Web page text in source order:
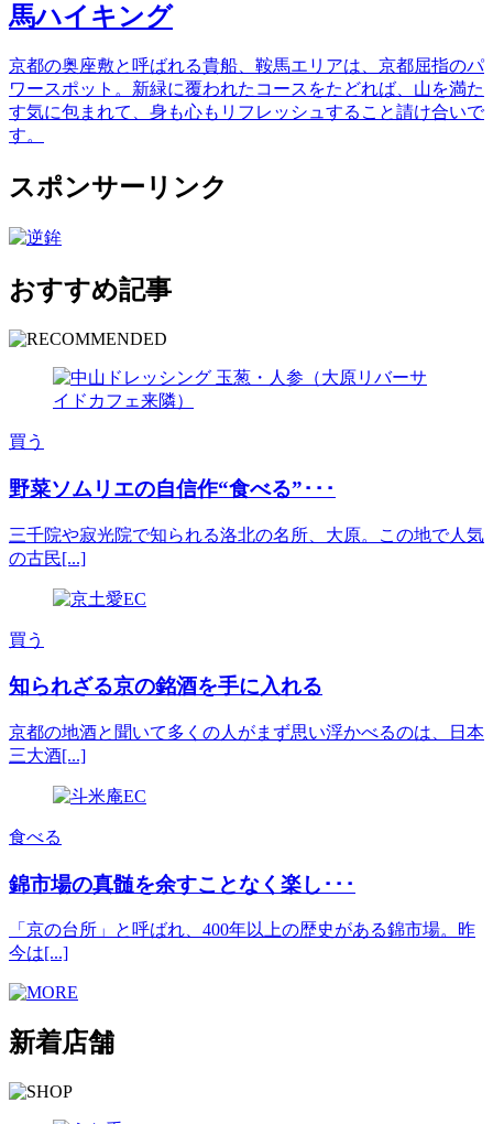
馬ハイキング
京都の奥座敷と呼ばれる貴船、鞍馬エリアは、京都屈指のパ
ワースポット。新緑に覆われたコースをたどれば、山を満た
す気に包まれて、身も心もリフレッシュすること請け合いで
す。
スポンサーリンク
おすすめ記事
買う
野菜ソムリエの自信作“食べる”･･･
三千院や寂光院で知られる洛北の名所、大原。この地で人気
の古民[...]
買う
知られざる京の銘酒を手に入れる
京都の地酒と聞いて多くの人がまず思い浮かべるのは、日本
三大酒[...]
食べる
錦市場の真髄を余すことなく楽し･･･
「京の台所」と呼ばれ、400年以上の歴史がある錦市場。昨
今は[...]
新着店舗